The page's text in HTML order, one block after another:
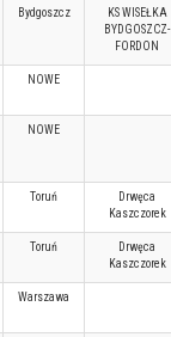
Bydgoszcz
KS WISEŁKA
BYDGOSZCZ-
FORDON
NOWE
NOWE
Toruń
Drwęca
Kaszczorek
Toruń
Drwęca
Kaszczorek
Warszawa